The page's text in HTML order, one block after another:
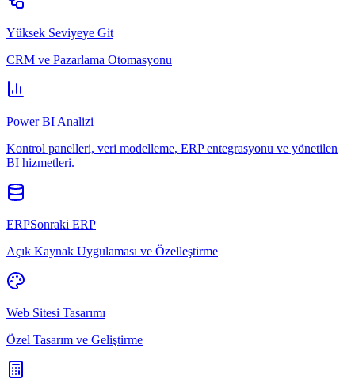
Yüksek Seviyeye Git
CRM ve Pazarlama Otomasyonu
Power BI Analizi
Kontrol panelleri, veri modelleme, ERP entegrasyonu ve yönetilen
BI hizmetleri.
ERPSonraki ERP
Açık Kaynak Uygulaması ve Özelleştirme
Web Sitesi Tasarımı
Özel Tasarım ve Geliştirme